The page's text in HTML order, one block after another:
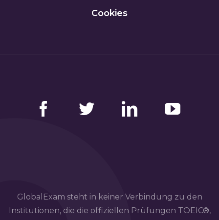
Cookies
GlobalExam steht in keiner Verbindung zu den
Institutionen, die die offiziellen Prüfungen TOEIC®,